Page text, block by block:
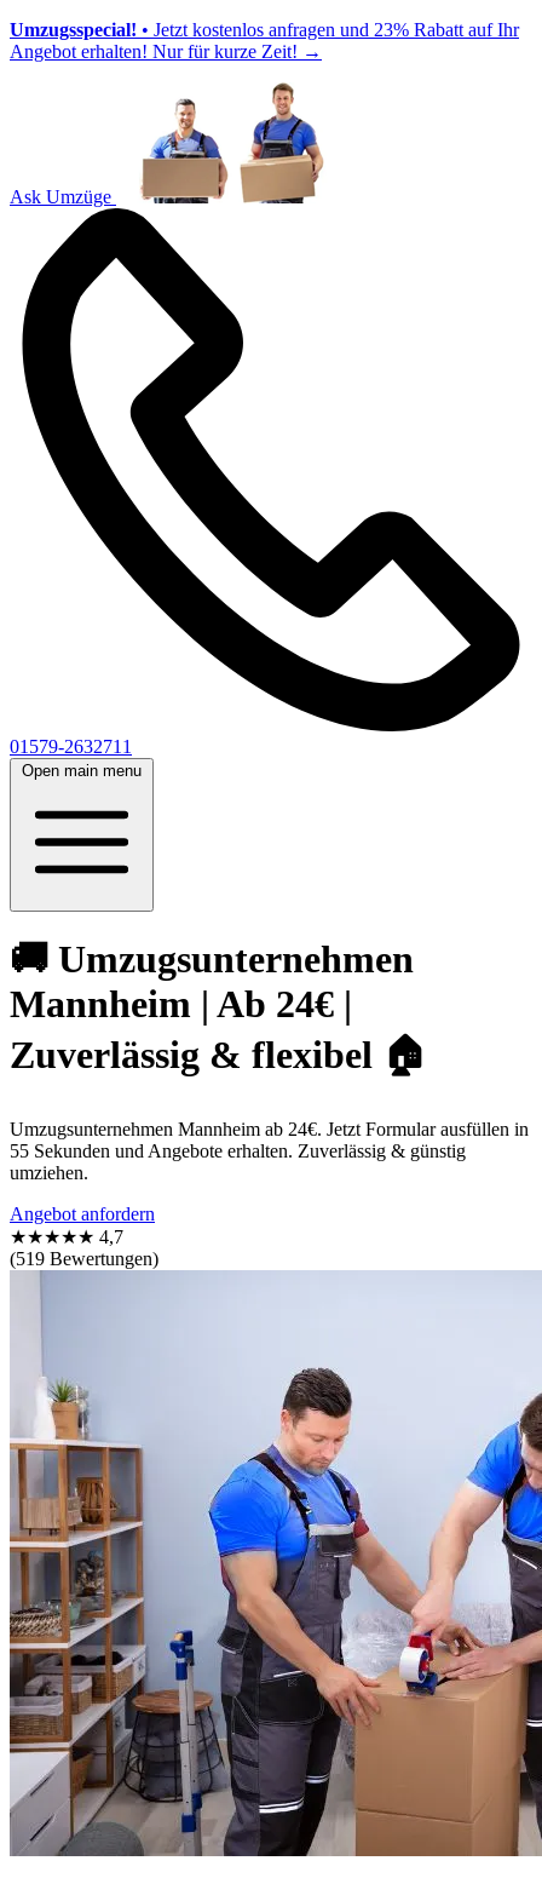
Umzugsspecial! • Jetzt kostenlos anfragen und 23% Rabatt auf Ihr
Angebot erhalten! Nur für kurze Zeit! →
Ask Umzüge
01579-2632711
Open main menu
🚚 Umzugsunternehmen
Mannheim | Ab 24€ |
Zuverlässig & flexibel 🏠
Umzugsunternehmen Mannheim ab 24€. Jetzt Formular ausfüllen in
55 Sekunden und Angebote erhalten. Zuverlässig & günstig
umziehen.
Angebot anfordern
★★★★★ 4,7
(519 Bewertungen)